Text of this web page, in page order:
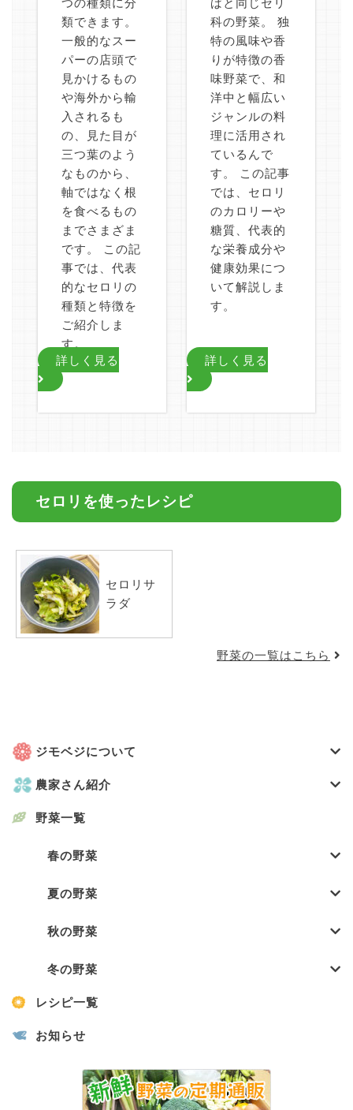
類できます。
一般的なスー
パーの店頭で
見かけるもの
や海外から輸
入されるも
の、見た目が
三つ葉のよう
なものから、
軸ではなく根
を食べるもの
までさまざま
です。 この記
事では、代表
的なセロリの
種類と特徴を
ご紹介しま
す。
詳しく見る
科の野菜。 独
特の風味や香
りが特徴の香
味野菜で、和
洋中と幅広い
ジャンルの料
理に活用され
ているんで
す。 この記事
では、セロリ
のカロリーや
糖質、代表的
な栄養成分や
健康効果につ
いて解説しま
す。
詳しく見る
セロリを使ったレシピ
セロリサ
ラダ
野菜の一覧はこちら
ジモベジについて
農家さん紹介
野菜一覧
春の野菜
夏の野菜
秋の野菜
冬の野菜
レシピ一覧
お知らせ